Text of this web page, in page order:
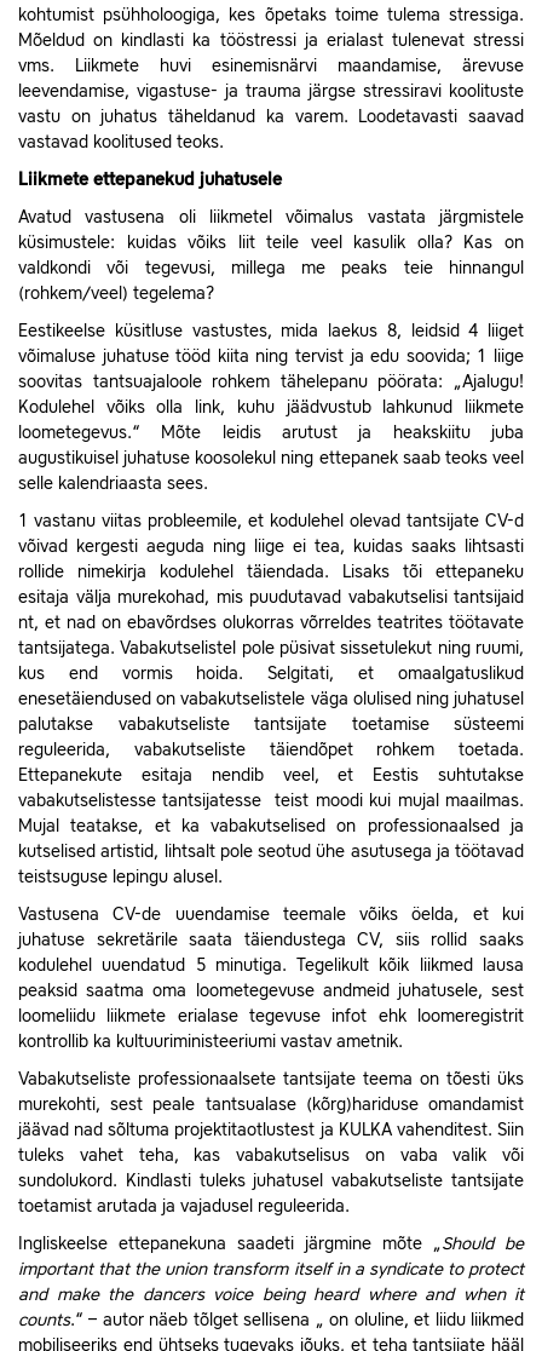
kohtumist psühholoogiga, kes õpetaks toime tulema stressiga.
Mõeldud on kindlasti ka tööstressi ja erialast tulenevat stressi
vms. Liikmete huvi esinemisnärvi maandamise, ärevuse
leevendamise, vigastuse- ja trauma järgse stressiravi koolituste
vastu on juhatus täheldanud ka varem. Loodetavasti saavad
vastavad koolitused teoks.
Liikmete ettepanekud juhatusele
Avatud vastusena oli liikmetel võimalus vastata järgmistele
küsimustele: kuidas võiks liit teile veel kasulik olla? Kas on
valdkondi või tegevusi, millega me peaks teie hinnangul
(rohkem/veel) tegelema?
Eestikeelse küsitluse vastustes, mida laekus 8, leidsid 4 liiget
võimaluse juhatuse tööd kiita ning tervist ja edu soovida; 1 liige
soovitas tantsuajaloole rohkem tähelepanu pöörata: „Ajalugu!
Kodulehel võiks olla link, kuhu jäädvustub lahkunud liikmete
loometegevus.“ Mõte leidis arutust ja heakskiitu juba
augustikuisel juhatuse koosolekul ning ettepanek saab teoks veel
selle kalendriaasta sees.
1 vastanu viitas probleemile, et kodulehel olevad tantsijate CV-d
võivad kergesti aeguda ning liige ei tea, kuidas saaks lihtsasti
rollide nimekirja kodulehel täiendada. Lisaks tõi ettepaneku
esitaja välja murekohad, mis puudutavad vabakutselisi tantsijaid
nt, et nad on ebavõrdses olukorras võrreldes teatrites töötavate
tantsijatega. Vabakutselistel pole püsivat sissetulekut ning ruumi,
kus end vormis hoida.Selgitati, et omaalgatuslikud
enesetäiendused on vabakutselistele väga olulised ning juhatusel
palutakse vabakutseliste tantsijate toetamise süsteemi
reguleerida, vabakutseliste täiendõpet rohkem toetada.
Ettepanekute esitaja nendib veel, et Eestis suhtutakse
vabakutselistesse tantsijatesse teist moodi kui mujal maailmas.
Mujal teatakse, et ka vabakutselised on professionaalsed ja
kutselised artistid, lihtsalt pole seotud ühe asutusega ja töötavad
teistsuguse lepingu alusel.
Vastusena CV-de uuendamise teemale võiks öelda, et kui
juhatuse sekretärile saata täiendustega CV, siis rollid saaks
kodulehel uuendatud 5 minutiga. Tegelikult kõik liikmed lausa
peaksid saatma oma loometegevuse andmeid juhatusele, sest
loomeliidu liikmete erialase tegevuse infot ehk loomeregistrit
kontrollib ka kultuuriministeeriumi vastav ametnik.
Vabakutseliste professionaalsete tantsijate teema on tõesti üks
murekohti, sest peale tantsualase (kõrg)hariduse omandamist
jäävad nad sõltuma projektitaotlustest ja KULKA vahenditest. Siin
tuleks vahet teha, kas vabakutselisus on vaba valik või
sundolukord. Kindlasti tuleks juhatusel vabakutseliste tantsijate
toetamist arutada ja vajadusel reguleerida.
Ingliskeelse ettepanekuna saadeti järgmine mõte „Should be
important that the union transform itself in a syndicate to protect
and make the dancers voice being heard where and when it
counts.“ – autor näeb tõlget sellisena „ on oluline, et liidu liikmed
mobiliseeriks end ühtseks tugevaks jõuks, et teha tantsijate hääl